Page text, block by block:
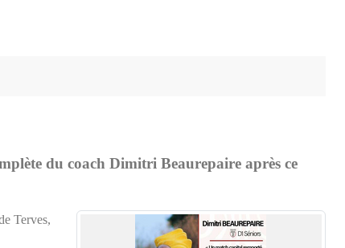
du coach Dimitri Beaurepaire après ce
Terves,